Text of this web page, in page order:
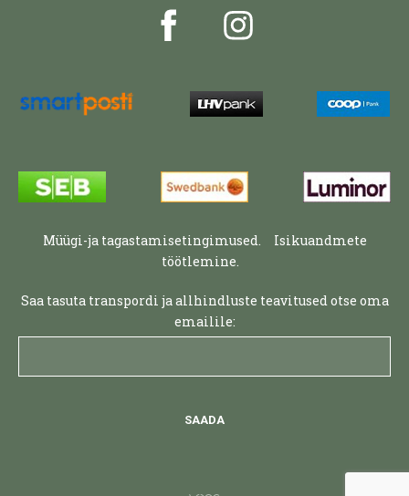
Müügi-ja tagastamisetingimused.
Isikuandmete
töötlemine.
Saa tasuta transpordi ja allhindluste teavitused otse oma
emailile: